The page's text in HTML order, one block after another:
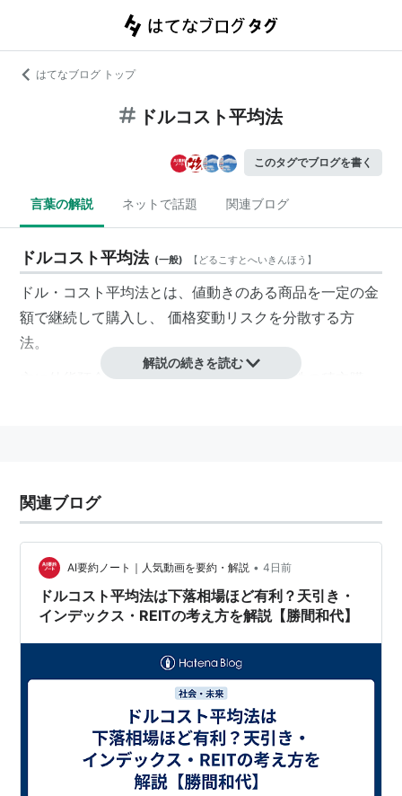
はてなブログ トップ
ドルコスト平均法
このタグでブログを書く
言葉の解説 ネットで話題 関連ブログ
ドルコスト平均法 (一般) 【どるこすとへいきんほう 】
ドル・コスト平均法とは、値動きのある商品を一定の金
額で継続して購入し、 価格変動リスクを分散する方
法。
主に外貨預金を初めとする金融商品や自社株の積立購
と、価格が高い時には購入できる商品の数量が少なくな
り、安い時には多くなり、購入平均コストが安定する。
これにより、「一定の数量」を継続的に購入する事に比
べて有利であるとされる。
解説の続きを読む
関連ブログ
AI要約ノート｜人気動画を要約・解説 • 4日前
ドルコスト平均法は下落相場ほど有利？天引き・
インデックス・REITの考え方を解説【勝間和代】